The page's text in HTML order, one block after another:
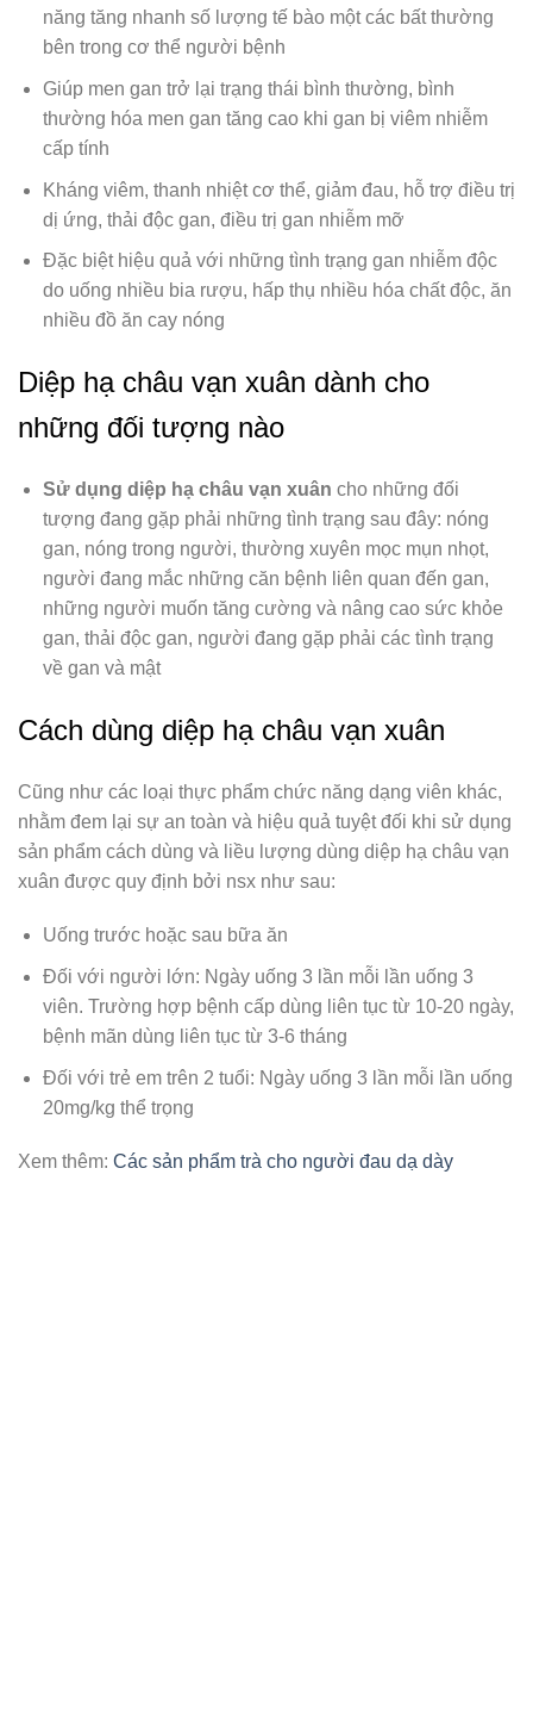
năng tăng nhanh số lượng tế bào một các bất thường
bên trong cơ thể người bệnh
Giúp men gan trở lại trạng thái bình thường, bình
thường hóa men gan tăng cao khi gan bị viêm nhiễm
cấp tính
Kháng viêm, thanh nhiệt cơ thể, giảm đau, hỗ trợ điều trị
dị ứng, thải độc gan, điều trị gan nhiễm mỡ
Đặc biệt hiệu quả với những tình trạng gan nhiễm độc
do uống nhiều bia rượu, hấp thụ nhiều hóa chất độc, ăn
nhiều đồ ăn cay nóng
Diệp hạ châu vạn xuân dành cho
những đối tượng nào
Sử dụng diệp hạ châu vạn xuân cho những đối
tượng đang gặp phải những tình trạng sau đây: nóng
gan, nóng trong người, thường xuyên mọc mụn nhọt,
người đang mắc những căn bệnh liên quan đến gan,
những người muốn tăng cường và nâng cao sức khỏe
gan, thải độc gan, người đang gặp phải các tình trạng
về gan và mật
Cách dùng diệp hạ châu vạn xuân
Cũng như các loại thực phẩm chức năng dạng viên khác,
nhằm đem lại sự an toàn và hiệu quả tuyệt đối khi sử dụng
sản phẩm cách dùng và liều lượng dùng diệp hạ châu vạn
xuân được quy định bởi nsx như sau:
Uống trước hoặc sau bữa ăn
Đối với người lớn: Ngày uống 3 lần mỗi lần uống 3
viên. Trường hợp bệnh cấp dùng liên tục từ 10-20 ngày,
bệnh mãn dùng liên tục từ 3-6 tháng
Đối với trẻ em trên 2 tuổi: Ngày uống 3 lần mỗi lần uống
20mg/kg thể trọng
Xem thêm: Các sản phẩm trà cho người đau dạ dày